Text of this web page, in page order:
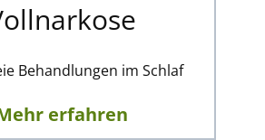
Behandlungen im Schlaf
erfahren